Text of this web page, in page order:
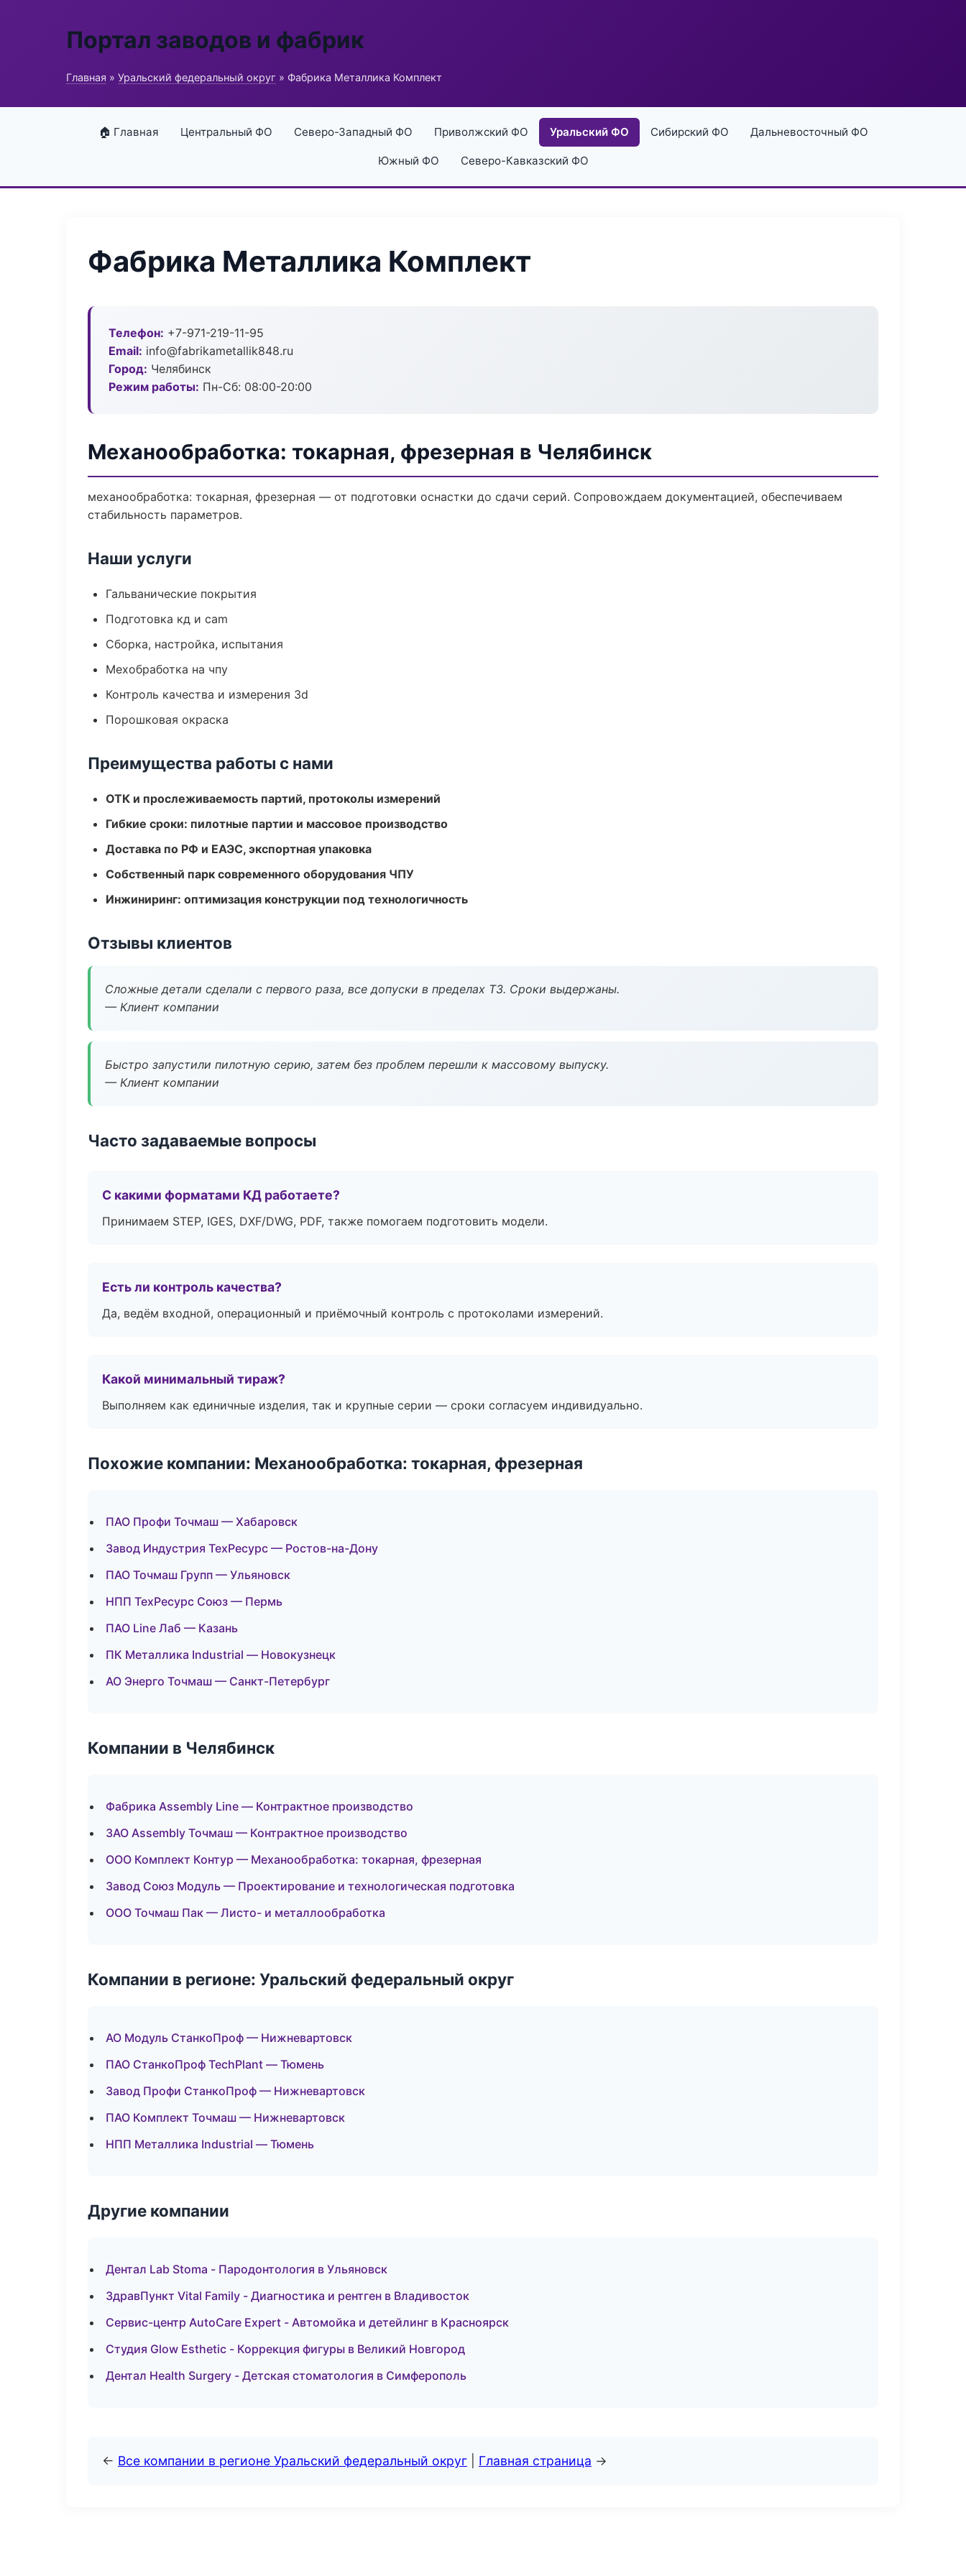
Портал заводов и фабрик
Главная » Уральский федеральный округ » Фабрика Металлика Комплект
🏠 Главная Центральный ФО Северо-Западный ФО Приволжский ФО Уральский ФО Сибирский ФО Дальневосточный ФО
Южный ФО Северо-Кавказский ФО
Фабрика Металлика Комплект
Телефон: +7-971-219-11-95
Email: info@fabrikametallik848.ru
Город: Челябинск
Режим работы: Пн-Сб: 08:00-20:00
Механообработка: токарная, фрезерная в Челябинск
механообработка: токарная, фрезерная — от подготовки оснастки до сдачи серий. Сопровождаем документацией, обеспечиваем
стабильность параметров.
Наши услуги
Гальванические покрытия
Подготовка кд и cam
Сборка, настройка, испытания
Мехобработка на чпу
Контроль качества и измерения 3d
Порошковая окраска
Преимущества работы с нами
ОТК и прослеживаемость партий, протоколы измерений
Гибкие сроки: пилотные партии и массовое производство
Доставка по РФ и ЕАЭС, экспортная упаковка
Собственный парк современного оборудования ЧПУ
Инжиниринг: оптимизация конструкции под технологичность
Отзывы клиентов
Сложные детали сделали с первого раза, все допуски в пределах ТЗ. Сроки выдержаны.
— Клиент компании
Быстро запустили пилотную серию, затем без проблем перешли к массовому выпуску.
— Клиент компании
Часто задаваемые вопросы
С какими форматами КД работаете?
Принимаем STEP, IGES, DXF/DWG, PDF, также помогаем подготовить модели.
Есть ли контроль качества?
Да, ведём входной, операционный и приёмочный контроль с протоколами измерений.
Какой минимальный тираж?
Выполняем как единичные изделия, так и крупные серии — сроки согласуем индивидуально.
Похожие компании: Механообработка: токарная, фрезерная
ПАО Профи Точмаш — Хабаровск
Завод Индустрия ТехРесурс — Ростов-на-Дону
ПАО Точмаш Групп — Ульяновск
НПП ТехРесурс Союз — Пермь
ПАО Line Лаб — Казань
ПК Металлика Industrial — Новокузнецк
АО Энерго Точмаш — Санкт-Петербург
Компании в Челябинск
Фабрика Assembly Line — Контрактное производство
ЗАО Assembly Точмаш — Контрактное производство
ООО Комплект Контур — Механообработка: токарная, фрезерная
Завод Союз Модуль — Проектирование и технологическая подготовка
ООО Точмаш Пак — Листо- и металлообработка
Компании в регионе: Уральский федеральный округ
АО Модуль СтанкоПроф — Нижневартовск
ПАО СтанкоПроф TechPlant — Тюмень
Завод Профи СтанкоПроф — Нижневартовск
ПАО Комплект Точмаш — Нижневартовск
НПП Металлика Industrial — Тюмень
Другие компании
Дентал Lab Stoma - Пародонтология в Ульяновск
ЗдравПункт Vital Family - Диагностика и рентген в Владивосток
Сервис-центр AutoCare Expert - Автомойка и детейлинг в Красноярск
Студия Glow Esthetic - Коррекция фигуры в Великий Новгород
Дентал Health Surgery - Детская стоматология в Симферополь
← Все компании в регионе Уральский федеральный округ Главная страница →